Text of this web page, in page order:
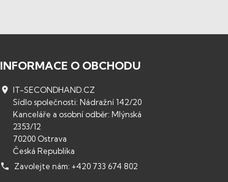
INFORMACE O OBCHODU
 IT-SECONDHAND.CZ
Sídlo společnosti: Nádražní 142/20
Kanceláře a osobní odběr: Mlýnská
2353/12
70200 Ostrava
Česká Republika

Zavolejte nám: +420 733 674 802